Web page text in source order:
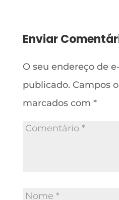
Enviar
O seu endereço de
publicado. Campos
marcados com *